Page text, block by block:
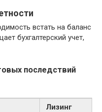
встать на баланс
бухгалтерский учет,
последствий
Лизинг